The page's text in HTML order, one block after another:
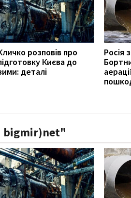
розповів про
Києва до
деталі
Росія
bigmir)net"